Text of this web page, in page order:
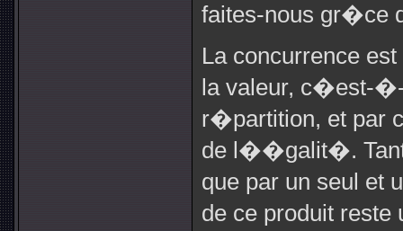
faites-nous gr�ce
La concurrence
la valeur, c�est-
r�partition, et
de l��galit�.
que par un seul et
de ce produit